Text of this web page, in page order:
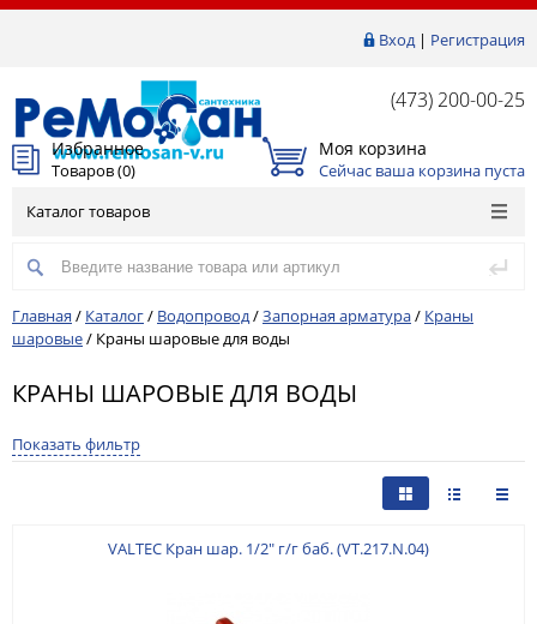
Вход| Регистрация
(473) 200-00-25
Избранное
Товаров (0)
Моя корзина
Сейчас ваша корзина пуста
Каталог товаров
Главная / Каталог/ Водопровод/Запорная арматура/ Краны
шаровые/ Краны шаровые для воды
КРАНЫ ШАРОВЫЕ ДЛЯ ВОДЫ
Показать фильтр
VALTEC Кран шар. 1/2" г/г баб. (VT.217.N.04)